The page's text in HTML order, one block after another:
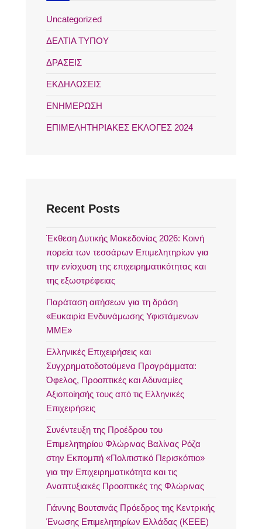
Uncategorized
ΔΕΛΤΙΑ ΤΥΠΟΥ
ΔΡΑΣΕΙΣ
ΕΚΔΗΛΩΣΕΙΣ
ΕΝΗΜΕΡΩΣΗ
ΕΠΙΜΕΛΗΤΗΡΙΑΚΕΣ ΕΚΛΟΓΕΣ 2024
Recent Posts
Έκθεση Δυτικής Μακεδονίας 2026: Κοινή
πορεία των τεσσάρων Επιμελητηρίων για
την ενίσχυση της επιχειρηματικότητας και
της εξωστρέφειας
Παράταση αιτήσεων για τη δράση
«Ευκαιρία Ενδυνάμωσης Υφιστάμενων
ΜΜΕ»
Ελληνικές Επιχειρήσεις και
Συγχρηματοδοτούμενα Προγράμματα:
Όφελος, Προοπτικές και Αδυναμίες
Αξιοποίησής τους από τις Ελληνικές
Επιχειρήσεις
Συνέντευξη της Προέδρου του
Επιμελητηρίου Φλώρινας Βαλίνας Ρόζα
στην Εκπομπή «Πολιτιστικό Περισκόπιο»
για την Επιχειρηματικότητα και τις
Αναπτυξιακές Προοπτικές της Φλώρινας
Γιάννης Βουτσινάς Πρόεδρος της Κεντρικής
Ένωσης Επιμελητηρίων Ελλάδας (ΚΕΕΕ)